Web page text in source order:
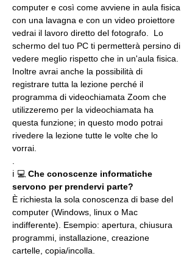
computer e così come avviene in aula fisica
con una lavagna e con un video proiettore
vedrai il lavoro diretto del fotografo.  Lo
schermo del tuo PC ti permetterà persino di
vedere meglio rispetto che in un'aula fisica.
Inoltre avrai anche la possibilità di
registrare tutta la lezione perché il
programma di videochiamata Zoom che
utilizzeremo per la videochiamata ha
questa funzione; in questo modo potrai
rivedere la lezione tutte le volte che lo
vorrai.
ℹ 💻 Che conoscenze informatiche
servono per prendervi parte?
È richiesta la sola conoscenza di base del
computer (Windows, linux o Mac
indifferente). Esempio: apertura, chiusura
programmi, installazione, creazione
cartelle, copia/incolla.